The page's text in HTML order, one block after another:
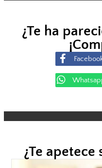
¿Te ha
¿Te apetece